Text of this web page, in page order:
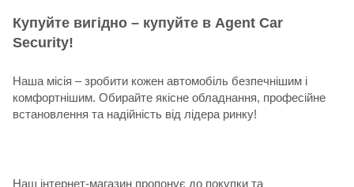
Купуйте вигідно – купуйте в Agent Car
Security!
Наша місія – зробити кожен автомобіль безпечнішим і
комфортнішим. Обирайте якісне обладнання, професійне
встановлення та надійність від лідера ринку!
Наш інтернет-магазин пропонує до покупки та